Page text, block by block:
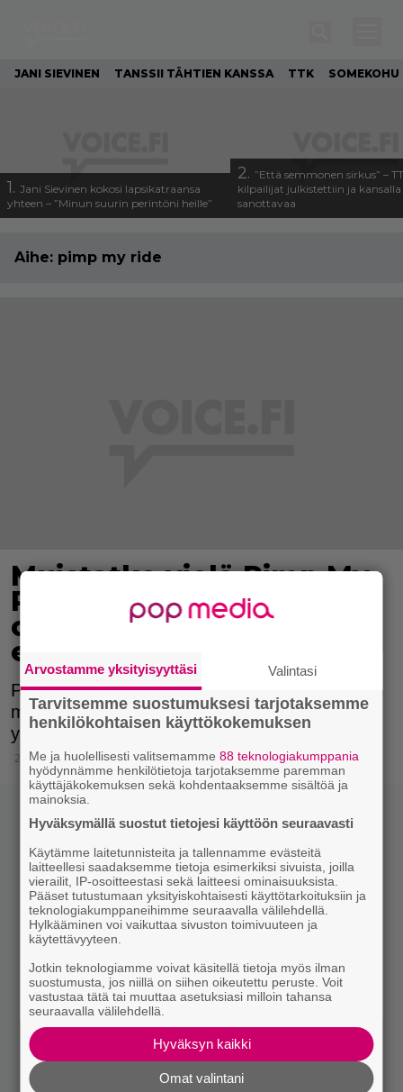
JANI SIEVINEN TANSSII TÄHTIEN KANSSA TTK SOMEKOHU
1. Jani Sievinen kokosi lapsikatraansa
yhteen – ”Minun suurin perintöni heille”
2. ”Että semmonen sirkus” –
kilpailijat julkistettiin ja
sanottavaa
Aihe: pimp my ride
Muistatko vielä Pimp My
Ride -ohjelman? "Kaikki
oli valetta – autot eivät
edes kulkeneet!"
Pimp My Ride -ohjelman lopputulokset olivat
monesti kaukana siitä, mitä ohjelma antoi
ymmärtää.
27.2.2015 21:15
Arvostamme yksityisyyttäsi Valintasi
Tarvitsemme suostumuksesi tarjotaksemme
henkilökohtaisen käyttökokemuksen
Me ja huolellisesti valitsemamme88 teknologiakumppania
hyödynnämme henkilötietoja tarjotaksemme paremman
käyttäjäkokemuksen sekä kohdentaaksemme sisältöä ja
mainoksia.
Hyväksymällä suostut tietojesi käyttöön seuraavasti
Käytämme laitetunnisteita ja tallennamme evästeitä
laitteellesi saadaksemme tietoja esimerkiksi sivuista, joilla
vierailit, IP-osoitteestasi sekä laitteesi ominaisuuksista.
Pääset tutustumaan yksityiskohtaisesti käyttötarkoituksiin ja
teknologiakumppaneihimme seuraavalla välilehdellä.
Hylkääminen voi vaikuttaa sivuston toimivuuteen ja
käytettävyyteen.
Jotkin teknologiamme voivat käsitellä tietoja myös ilman
suostumusta, jos niillä on siihen oikeutettu peruste. Voit
vastustaa tätä tai muuttaa asetuksiasi milloin tahansa
seuraavalla välilehdellä.
Hyväksyn kaikki
Omat valintani